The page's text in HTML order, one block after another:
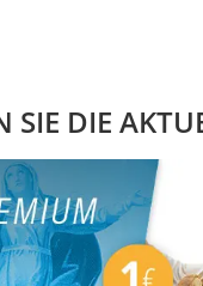
SIE DIE